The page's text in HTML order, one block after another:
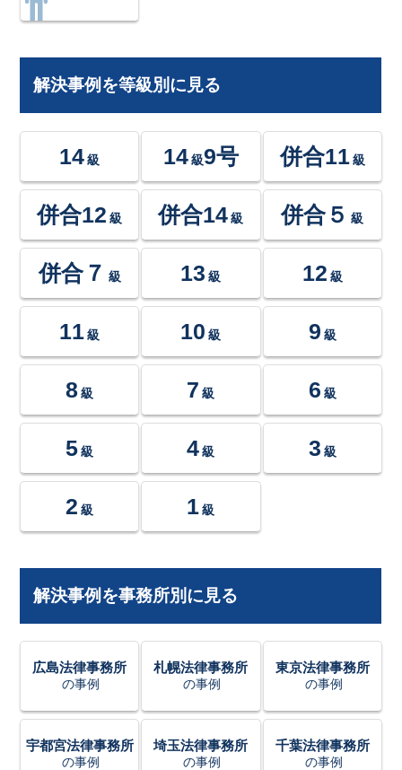
解決事例を等級別に見る
14 級 14級9号 併合11 級
併合12 級 併合14 級 併合５ 級
併合７ 級 13 級 12 級
11 級 10 級 9 級
8 級 7 級 6 級
5 級 4 級 3 級
2 級 1 級
解決事例を事務所別に見る
広島法律事務所
の事例
札幌法律事務所
の事例
東京法律事務所
の事例
宇都宮法律事務所
の事例
埼玉法律事務所
の事例
千葉法律事務所
の事例